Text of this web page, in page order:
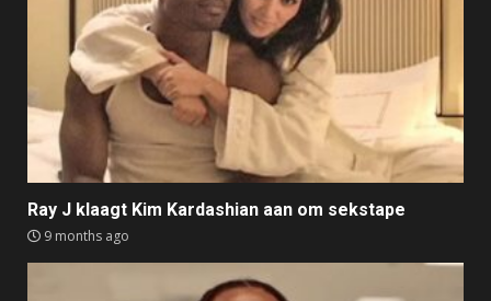
Ray J klaagt Kim Kardashian aan om sekstape
9 months ago